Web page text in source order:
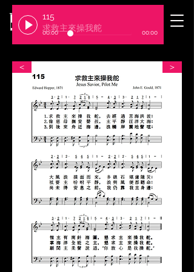
​臺北基督徒聚會處
115
求救主來操我舵
00:00 00:00
＜ ＞